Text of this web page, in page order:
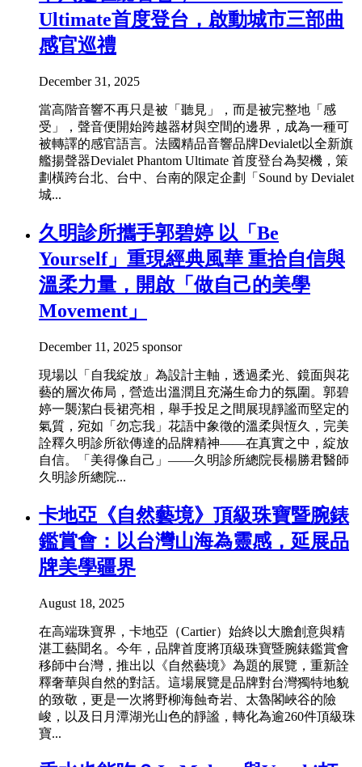
Ultimate首度登台，啟動城市三部曲
感官巡禮
December 31, 2025
當高階音響不再只是被「聽見」，而是被完整地「感
受」，聲音便開始跨越器材與空間的邊界，成為一種可
被轉譯的感官語言。法國精品音響品牌Devialet以全新旗
艦揚聲器Devialet Phantom Ultimate 首度登台為契機，策
劃橫跨台北、台中、台南的限定企劃「Sound by Devialet
城...
久明診所攜手郭碧婷 以「Be
Yourself」重現經典風華 重拾自信與
溫柔力量，開啟「做自己的美學
Movement」
December 11, 2025 sponsor
現場以「自我綻放」為設計主軸，透過柔光、鏡面與花
藝的層次佈局，營造出溫潤且充滿生命力的氛圍。郭碧
婷一襲潔白長裙亮相，舉手投足之間展現靜謐而堅定的
氣質，宛如「勿忘我」花語中象徵的溫柔與恆久，完美
詮釋久明診所欲傳達的品牌精神——在真實之中，綻放
自信。「美得像自己」——久明診所總院長楊勝君醫師
久明診所總院...
卡地亞《自然藝境》頂級珠寶暨腕錶
鑑賞會：以台灣山海為靈感，延展品
牌美學疆界
August 18, 2025
在高端珠寶界，卡地亞（Cartier）始終以大膽創意與精
湛工藝聞名。今年，品牌首度將頂級珠寶暨腕錶鑑賞會
移師中台灣，推出以《自然藝境》為題的展覽，重新詮
釋奢華與自然的對話。這場展覽是品牌對台灣獨特地貌
的致敬，更是一次將野柳海蝕奇岩、太魯閣峽谷的險
峻，以及日月潭湖光山色的靜謐，轉化為逾260件頂級珠
寶...